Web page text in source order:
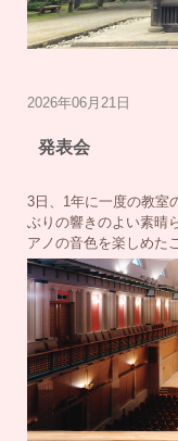
2026年06月21日
発表会
3日、1年に一度の教
ぶりの響きのよい素晴
アノの音色を楽しめた